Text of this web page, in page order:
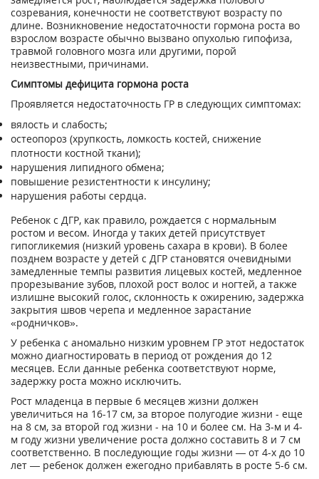
созревания, конечности не соответствуют возрасту по
длине. Возникновение недостаточности гормона роста во
взрослом возрасте обычно вызвано опухолью гипофиза,
травмой головного мозга или другими, порой
неизвестными, причинами.
Симптомы дефицита гормона роста
Проявляется недостаточность ГР в следующих симптомах:
вялость и слабость;
остеопороз (хрупкость, ломкость костей, снижение
плотности костной ткани);
нарушения липидного обмена;
повышение резистентности к инсулину;
нарушения работы сердца.
Ребенок с ДГР, как правило, рождается с нормальным
ростом и весом. Иногда у таких детей присутствует
гипогликемия (низкий уровень сахара в крови). В более
позднем возрасте у детей с ДГР становятся очевидными
замедленные темпы развития лицевых костей, медленное
прорезывание зубов, плохой рост волос и ногтей, а также
излишне высокий голос, склонность к ожирению, задержка
закрытия швов черепа и медленное зарастание
«родничков».
У ребенка с аномально низким уровнем ГР этот недостаток
можно диагностировать в период от рождения до 12
месяцев. Если данные ребенка соответствуют норме,
задержку роста можно исключить.
Рост младенца в первые 6 месяцев жизни должен
увеличиться на 16-17 см, за второе полугодие жизни - еще
на 8 см, за второй год жизни - на 10 и более см. На 3-м и 4-
м году жизни увеличение роста должно составить 8 и 7 см
соответственно. В последующие годы жизни — от 4-х до 10
лет — ребенок должен ежегодно прибавлять в росте 5-6 см.